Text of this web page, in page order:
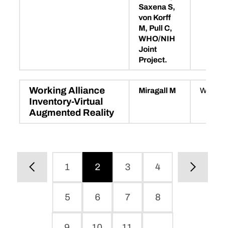
Saxena S,
von Korff
M, Pull C,
WHO/NIH
Joint
Project.
Working Alliance
Inventory-Virtual
Augmented Reality
Miragall M WAI-
1 2 3 4
5 6 7 8